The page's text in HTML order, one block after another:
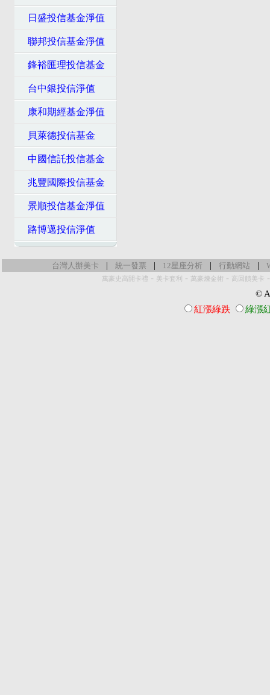
日盛投信基金淨值
聯邦投信基金淨值
鋒裕匯理投信基金
台中銀投信淨值
康和期經基金淨值
貝萊德投信基金
中國信託投信基金
兆豐國際投信基金
景順投信基金淨值
路博邁投信淨值
台灣人辦美卡 | 統一發票 | 12星座分析 | 行動網站 |
萬豪史高開卡禮 - 美卡套利 - 萬豪煉金術 - 高回饋美卡
©
紅漲綠跌
綠漲